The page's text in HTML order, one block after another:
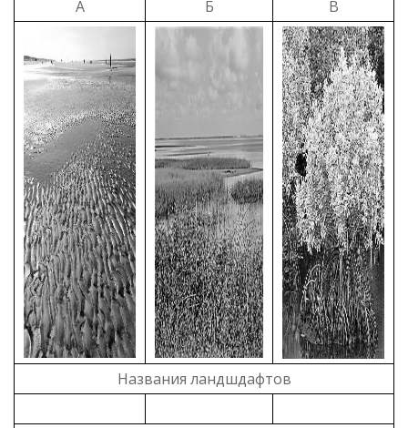
А
Б В
Названия ландшдафтов